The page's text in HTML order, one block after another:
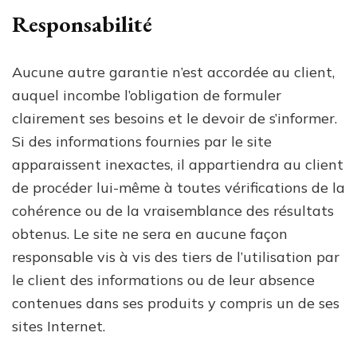
Responsabilité
Aucune autre garantie n’est accordée au client,
auquel incombe l’obligation de formuler
clairement ses besoins et le devoir de s’informer.
Si des informations fournies par le site
apparaissent inexactes, il appartiendra au client
de procéder lui-même à toutes vérifications de la
cohérence ou de la vraisemblance des résultats
obtenus. Le site ne sera en aucune façon
responsable vis à vis des tiers de l’utilisation par
le client des informations ou de leur absence
contenues dans ses produits y compris un de ses
sites Internet.